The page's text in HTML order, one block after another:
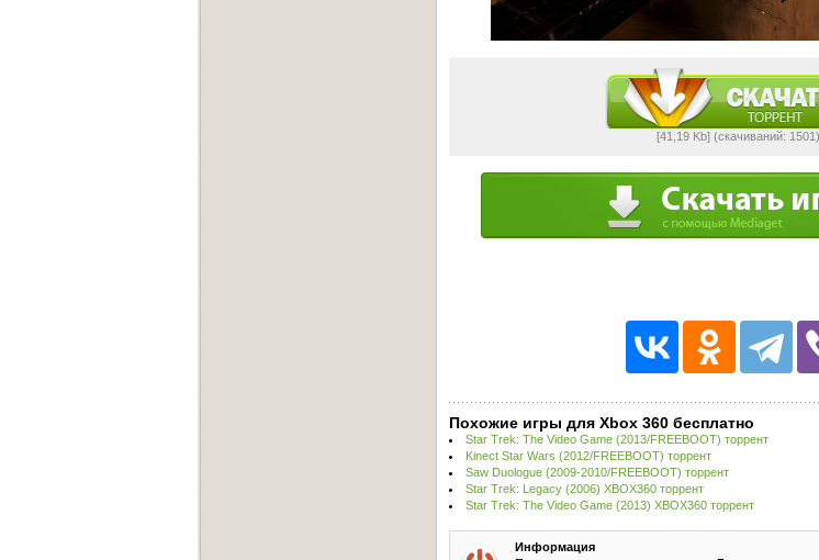
[41,19 Kb] (cкачиваний: 1501)
Похожие игры для Xbox 360 бесплатно
Star Trek: The Video Game (2013/FREEBOOT) торрент
Kinect Star Wars (2012/FREEBOOT) торрент
Saw Duologue (2009-2010/FREEBOOT) торрент
Star Trek: Legacy (2006) XBOX360 торрент
Star Trek: The Video Game (2013) XBOX360 торрент
Информация